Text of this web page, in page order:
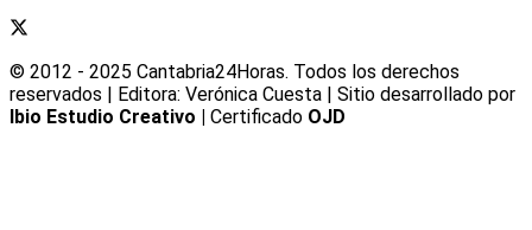
© 2012 - 2025 Cantabria24Horas. Todos los derechos
reservados | Editora: Verónica Cuesta | Sitio desarrollado por
Ibio Estudio Creativo | Certificado OJD